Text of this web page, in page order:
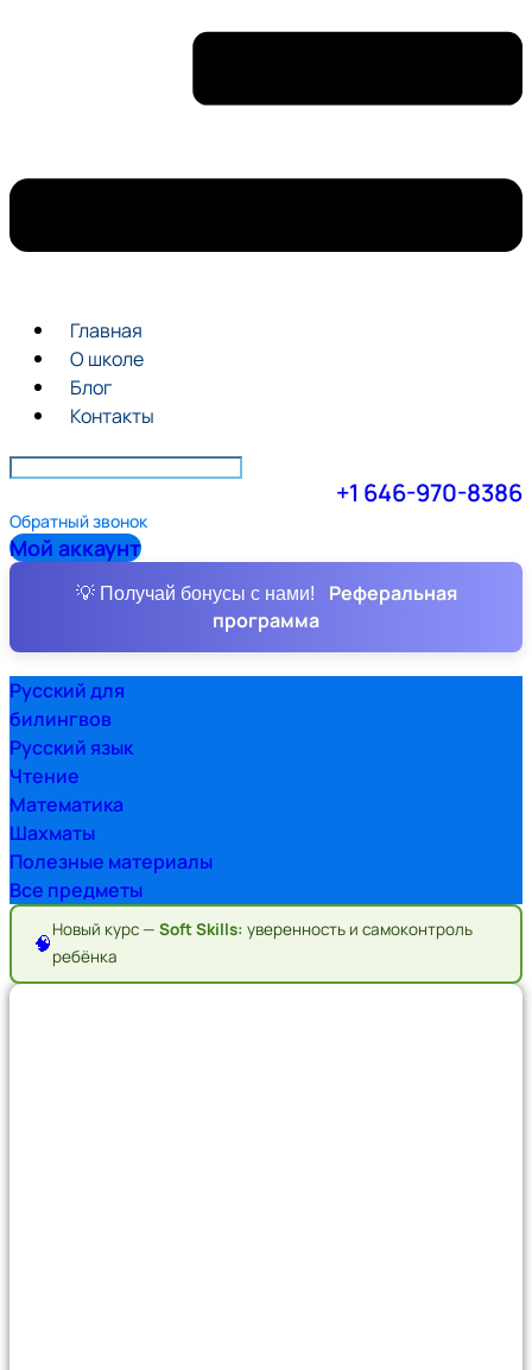
Главная
О школе
Блог
Контакты
+1 646-970-8386
Обратный звонок
Мой аккаунт
💡 Получай бонусы с нами!
Реферальная
программа
Русский для
билингвов
Русский язык
Чтение
Математика
Шахматы
Полезные материалы
Все предметы
🧠
Новый курс — Soft Skills: уверенность и самоконтроль
ребёнка